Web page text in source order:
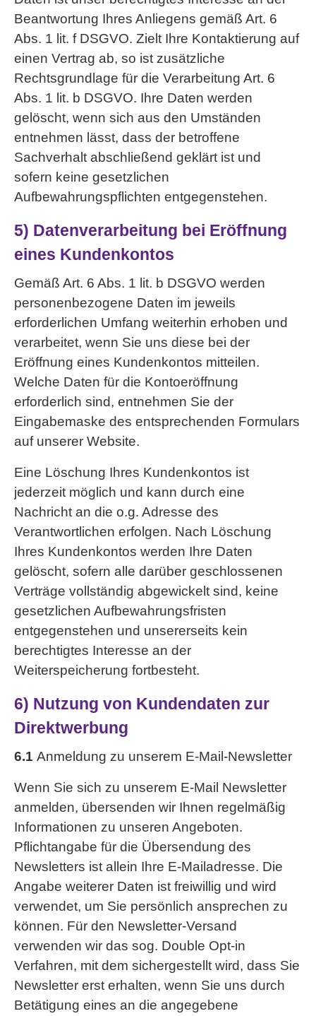
Beantwortung Ihres Anliegens gemäß Art. 6
Abs. 1 lit. f DSGVO. Zielt Ihre Kontaktierung auf
einen Vertrag ab, so ist zusätzliche
Rechtsgrundlage für die Verarbeitung Art. 6
Abs. 1 lit. b DSGVO. Ihre Daten werden
gelöscht, wenn sich aus den Umständen
entnehmen lässt, dass der betroffene
Sachverhalt abschließend geklärt ist und
sofern keine gesetzlichen
Aufbewahrungspflichten entgegenstehen.
5) Datenverarbeitung bei Eröffnung
eines Kundenkontos
Gemäß Art. 6 Abs. 1 lit. b DSGVO werden
personenbezogene Daten im jeweils
erforderlichen Umfang weiterhin erhoben und
verarbeitet, wenn Sie uns diese bei der
Eröffnung eines Kundenkontos mitteilen.
Welche Daten für die Kontoeröffnung
erforderlich sind, entnehmen Sie der
Eingabemaske des entsprechenden Formulars
auf unserer Website.
Eine Löschung Ihres Kundenkontos ist
jederzeit möglich und kann durch eine
Nachricht an die o.g. Adresse des
Verantwortlichen erfolgen. Nach Löschung
Ihres Kundenkontos werden Ihre Daten
gelöscht, sofern alle darüber geschlossenen
Verträge vollständig abgewickelt sind, keine
gesetzlichen Aufbewahrungsfristen
entgegenstehen und unsererseits kein
berechtigtes Interesse an der
Weiterspeicherung fortbesteht.
6) Nutzung von Kundendaten zur
Direktwerbung
6.1 Anmeldung zu unserem E-Mail-Newsletter
Wenn Sie sich zu unserem E-Mail Newsletter
anmelden, übersenden wir Ihnen regelmäßig
Informationen zu unseren Angeboten.
Pflichtangabe für die Übersendung des
Newsletters ist allein Ihre E-Mailadresse. Die
Angabe weiterer Daten ist freiwillig und wird
verwendet, um Sie persönlich ansprechen zu
können. Für den Newsletter-Versand
verwenden wir das sog. Double Opt-in
Verfahren, mit dem sichergestellt wird, dass Sie
Newsletter erst erhalten, wenn Sie uns durch
Betätigung eines an die angegebene